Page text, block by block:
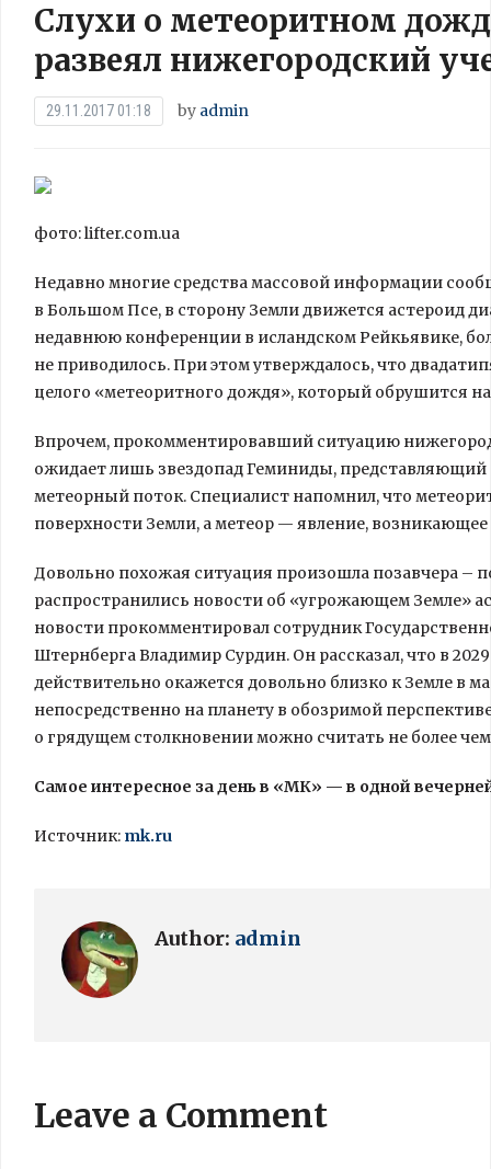
Слухи о метеоритном
развеял нижегородский
29.11.2017 01:18 by admin
фото: lifter.com.ua
Недавно многие средства массовой информации
в Большом Псе, в сторону Земли движется астероид
недавнюю конференции в исландском Рейкьявике,
не приводилось. При этом утверждалось, что
целого «метеоритного дождя», который обрушится
Впрочем, прокомментировавший ситуацию
ожидает лишь звездопад Геминиды,
метеорный поток. Специалист напомнил, что
поверхности Земли, а метеор — явление,
Довольно похожая ситуация произошла позавчера –
распространились новости об «угрожающем Земле»
новости прокомментировал сотрудник
Штернберга Владимир Сурдин. Он рассказал, что в
действительно окажется довольно близко к Земле в
непосредственно на планету в обозримой
о грядущем столкновении можно считать не более
Самое интересное за день в «МК» — в одной
Источник: mk.ru
Author: admin
Leave a Comment